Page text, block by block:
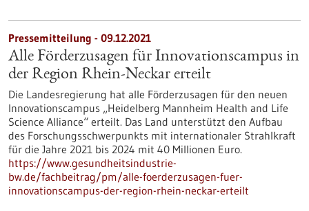
Pressemitteilung - 09.12.2021
Alle Förderzusagen für Innovationscampus in
der Region Rhein-Neckar erteilt
Die Landesregierung hat alle Förderzusagen für den neuen
Innovationscampus „Heidelberg Mannheim Health and Life
Science Alliance“ erteilt. Das Land unterstützt den Aufbau
des Forschungsschwerpunkts mit internationaler Strahlkraft
für die Jahre 2021 bis 2024 mit 40 Millionen Euro.
https://www.gesundheitsindustrie-
bw.de/fachbeitrag/pm/alle-foerderzusagen-fuer-
innovationscampus-der-region-rhein-neckar-erteilt